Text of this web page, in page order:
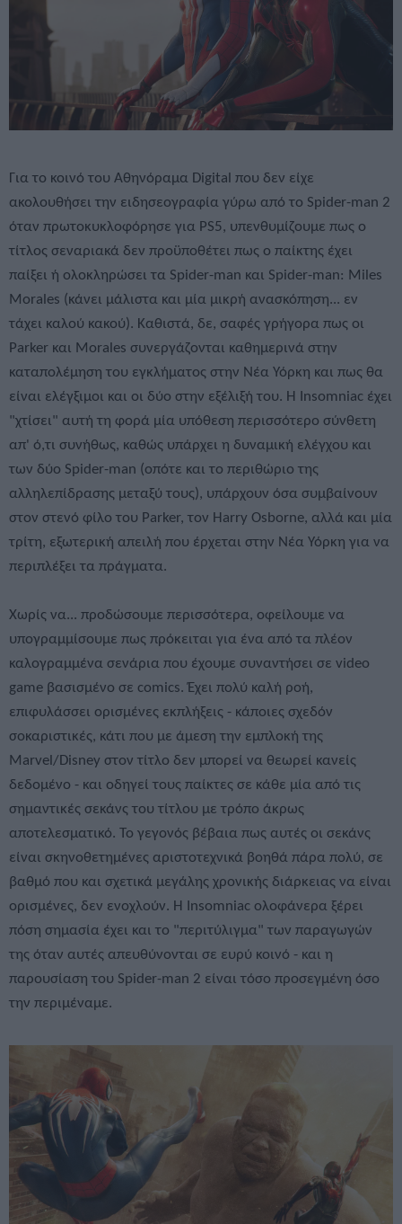
Για το κοινό του Αθηνόραμα Digital που δεν είχε
ακολουθήσει την ειδησεογραφία γύρω από το Spider-man 2
όταν πρωτοκυκλοφόρησε για PS5, υπενθυμίζουμε πως ο
τίτλος σεναριακά δεν προϋποθέτει πως ο παίκτης έχει
παίξει ή ολοκληρώσει τα Spider-man και Spider-man: Miles
Morales (κάνει μάλιστα και μία μικρή ανασκόπηση... εν
τάχει καλού κακού). Καθιστά, δε, σαφές γρήγορα πως οι
Parker και Morales συνεργάζονται καθημερινά στην
καταπολέμηση του εγκλήματος στην Νέα Υόρκη και πως θα
είναι ελέγξιμοι και οι δύο στην εξέλιξή του. Η Insomniac έχει
"χτίσει" αυτή τη φορά μία υπόθεση περισσότερο σύνθετη
απ' ό,τι συνήθως, καθώς υπάρχει η δυναμική ελέγχου και
των δύο Spider-man (οπότε και το περιθώριο της
αλληλεπίδρασης μεταξύ τους), υπάρχουν όσα συμβαίνουν
στον στενό φίλο του Parker, τον Harry Osborne, αλλά και μία
τρίτη, εξωτερική απειλή που έρχεται στην Νέα Υόρκη για να
περιπλέξει τα πράγματα.
Χωρίς να... προδώσουμε περισσότερα, οφείλουμε να
υπογραμμίσουμε πως πρόκειται για ένα από τα πλέον
καλογραμμένα σενάρια που έχουμε συναντήσει σε video
game βασισμένο σε comics. Έχει πολύ καλή ροή,
επιφυλάσσει ορισμένες εκπλήξεις - κάποιες σχεδόν
σοκαριστικές, κάτι που με άμεση την εμπλοκή της
Marvel/Disney στον τίτλο δεν μπορεί να θεωρεί κανείς
δεδομένο - και οδηγεί τους παίκτες σε κάθε μία από τις
σημαντικές σεκάνς του τίτλου με τρόπο άκρως
αποτελεσματικό. Το γεγονός βέβαια πως αυτές οι σεκάνς
είναι σκηνοθετημένες αριστοτεχνικά βοηθά πάρα πολύ, σε
βαθμό που και σχετικά μεγάλης χρονικής διάρκειας να είναι
ορισμένες, δεν ενοχλούν. Η Insomniac ολοφάνερα ξέρει
πόση σημασία έχει και το "περιτύλιγμα" των παραγωγών
της όταν αυτές απευθύνονται σε ευρύ κοινό - και η
παρουσίαση του Spider-man 2 είναι τόσο προσεγμένη όσο
την περιμέναμε.